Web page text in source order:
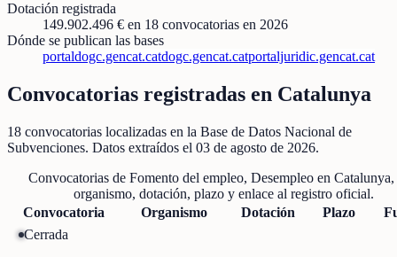
Dotación registrada
149.902.496 € en 18 convocatorias en 2026
Dónde se publican las bases
portaldogc.gencat.catdogc.gencat.catportaljuridic.gencat.cat
Convocatorias registradas en Catalunya
18 convocatorias localizadas en la Base de Datos Nacional de
Subvenciones. Datos extraídos el 03 de agosto de 2026.
Convocatorias de Fomento del empleo, Desempleo en Catalunya
organismo, dotación, plazo y enlace al registro oficial.
Convocatoria
Organismo Dotación Plazo
Cerrada